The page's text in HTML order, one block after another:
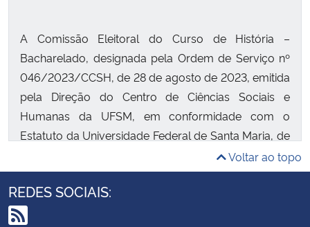
A Comissão Eleitoral do Curso de História –
Bacharelado, designada pela Ordem de Serviço nº
046/2023/CCSH, de 28 de agosto de 2023, emitida
pela Direção do Centro de Ciências Sociais e
Humanas da UFSM, em conformidade com o
Estatuto da Universidade Federal de Santa Maria, de
13/03/2014, Seção III, art. 69, e com os prazos
legais estipulados para consultas eleitorais com
voto direto, vem, por meio deste, comunicar aos
servidores do Departamento de História – UFSM e
Voltar ao topo
REDES SOCIAIS: